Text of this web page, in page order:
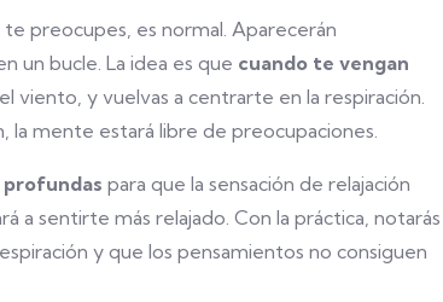
te preocupes, es normal. Aparecerán
un bucle. La idea es que cuando te vengan
el viento, y vuelvas a centrarte en la respiración.
la mente estará libre de preocupaciones.
profundas para que la sensación de relajación
a sentirte más relajado. Con la práctica, notarás
y que los pensamientos no consiguen